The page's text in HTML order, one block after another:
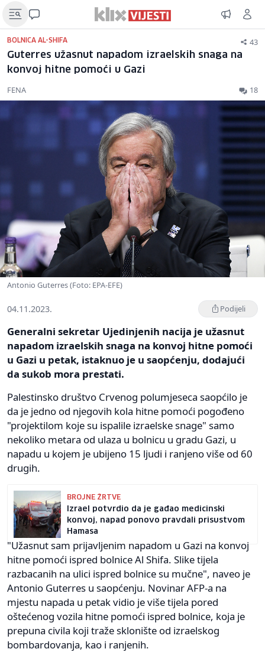
BOLNICA AL-SHIFA 43
Guterres užasnut napadom izraelskih snaga na
konvoj hitne pomoći u Gazi
FENA 18
Antonio Guterres (Foto: EPA-EFE)
04.11.2023. Podijeli
Generalni sekretar Ujedinjenih nacija je užasnut
napadom izraelskih snaga na konvoj hitne pomoći
u Gazi u petak, istaknuo je u saopćenju, dodajući
da sukob mora prestati.
Palestinsko društvo Crvenog polumjeseca saopćilo je
da je jedno od njegovih kola hitne pomoći pogođeno
"projektilom koje su ispalile izraelske snage" samo
nekoliko metara od ulaza u bolnicu u gradu Gazi, u
napadu u kojem je ubijeno 15 ljudi i ranjeno više od 60
drugih.
BROJNE ŽRTVE
Izrael potvrdio da je gađao medicinski
konvoj, napad ponovo pravdali prisustvom
Hamasa
"Užasnut sam prijavljenim napadom u Gazi na konvoj
hitne pomoći ispred bolnice Al Shifa. Slike tijela
razbacanih na ulici ispred bolnice su mučne", naveo je
Antonio Guterres u saopćenju. Novinar AFP-a na
mjestu napada u petak vidio je više tijela pored
oštećenog vozila hitne pomoći ispred bolnice, koja je
prepuna civila koji traže sklonište od izraelskog
bombardovanja, kao i ranjenih.